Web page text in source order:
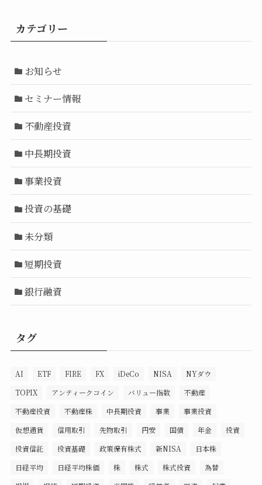
カテゴリー
お知らせ
セミナー情報
不動産投資
中長期投資
事業投資
投資の基礎
未分類
短期投資
銀行融資
タグ
AI ETF FIRE FX iDeCo NISA
NYダウ
TOPIX
アンティークコイン バリュー指数
不動産
不動産投資
不動産株 中長期投資 事業
事業投資
仮想通貨
信用取引 先物取引 円安 国債 年金
投資
投資信託
投資基礎 政策保有株式 新NISA
日本株
日経平均
日経平均株価 株 株式 株式投資
為替